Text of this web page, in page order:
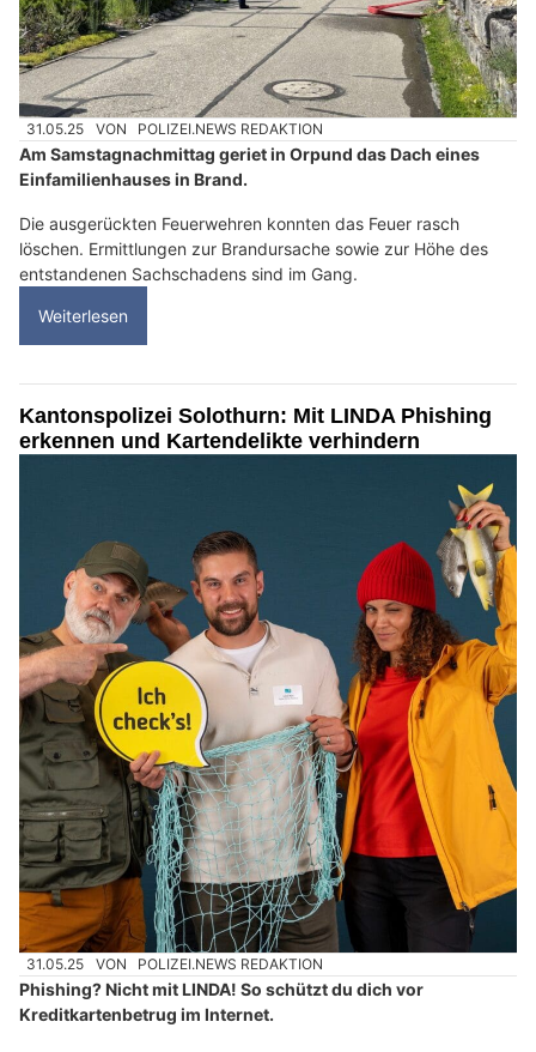
31.05.25 VON POLIZEI.NEWS REDAKTION
Am Samstagnachmittag geriet in Orpund das Dach eines
Einfamilienhauses in Brand.
Die ausgerückten Feuerwehren konnten das Feuer rasch
löschen. Ermittlungen zur Brandursache sowie zur Höhe des
entstandenen Sachschadens sind im Gang.
Weiterlesen
Kantonspolizei Solothurn: Mit LINDA Phishing
erkennen und Kartendelikte verhindern
31.05.25 VON POLIZEI.NEWS REDAKTION
Phishing? Nicht mit LINDA! So schützt du dich vor
Kreditkartenbetrug im Internet.